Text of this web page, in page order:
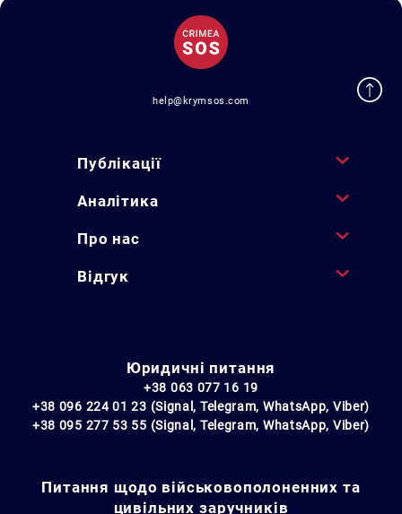
help@krymsos.com
Публікації
Аналітика
Про нас
Відгук
Юридичні питання
+38 063 077 16 19
+38 096 224 01 23 (Signal, Telegram, WhatsApp, Viber)
+38 095 277 53 55 (Signal, Telegram, WhatsApp, Viber)
Питання щодо військовополоненних та
цивільних заручників